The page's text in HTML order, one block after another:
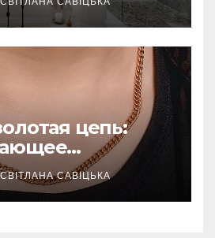
цепь:
по выбору
украшения
СВІТЛАНА САВІЦЬКА